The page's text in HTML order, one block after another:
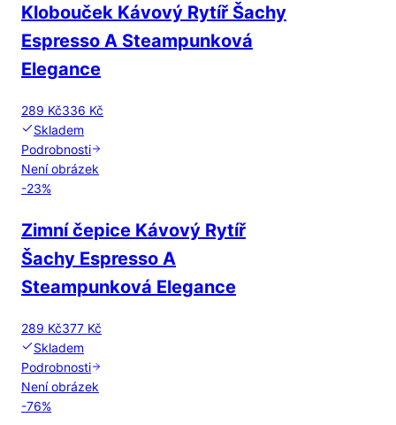
Klobouček Kávový Rytíř Šachy
Espresso A Steampunková
Elegance
289 Kč336 Kč
Skladem
Podrobnosti
Není obrázek
-23%
Zimní čepice Kávový Rytíř
Šachy Espresso A
Steampunková Elegance
289 Kč377 Kč
Skladem
Podrobnosti
Není obrázek
-76%